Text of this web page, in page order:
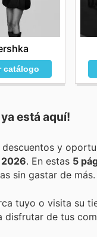
catálogo
ya está aquí!
2026 . En estas 5
sin gastar de más.
tuyo o visita su
disfrutar de tus